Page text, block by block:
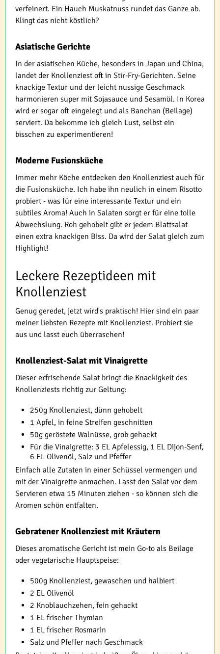
verfeinert. Ein Hauch Muskatnuss rundet das Ganze ab.
Klingt das nicht köstlich?
Asiatische Gerichte
In der asiatischen Küche, besonders in Japan und China,
landet der Knollenziest oft in Stir-Fry-Gerichten. Seine
knackige Textur und der leicht nussige Geschmack
harmonieren super mit Sojasauce und Sesamöl. In Korea
wird er sogar oft eingelegt und als Banchan (Beilage)
serviert. Da bekomme ich gleich Lust, selbst ein
bisschen zu experimentieren!
Moderne Fusionsküche
Immer mehr Köche entdecken den Knollenziest auch für
die Fusionsküche. Ich habe ihn neulich in einem Risotto
probiert - was für eine interessante Textur und ein
subtiles Aroma! Auch in Salaten sorgt er für eine tolle
Abwechslung. Roh gehobelt gibt er jedem Blattsalat
einen extra knackigen Biss. Da wird der Salat gleich zum
Highlight!
Leckere Rezeptideen mit
Knollenziest
Genug geredet, jetzt wird's praktisch! Hier sind ein paar
meiner liebsten Rezepte mit Knollenziest. Probiert sie
aus und lasst euch überraschen!
Knollenziest-Salat mit Vinaigrette
Dieser erfrischende Salat bringt die Knackigkeit des
Knollenziests richtig zur Geltung:
250g Knollenziest, dünn gehobelt
1 Apfel, in feine Streifen geschnitten
50g geröstete Walnüsse, grob gehackt
Für die Vinaigrette: 3 EL Apfelessig, 1 EL Dijon-Senf,
6 EL Olivenöl, Salz und Pfeffer
Einfach alle Zutaten in einer Schüssel vermengen und
mit der Vinaigrette anmachen. Lasst den Salat vor dem
Servieren etwa 15 Minuten ziehen - so können sich die
Aromen schön entfalten.
Gebratener Knollenziest mit Kräutern
Dieses aromatische Gericht ist mein Go-to als Beilage
oder vegetarische Hauptspeise:
500g Knollenziest, gewaschen und halbiert
2 EL Olivenöl
2 Knoblauchzehen, fein gehackt
1 EL frischer Thymian
1 EL frischer Rosmarin
Salz und Pfeffer nach Geschmack